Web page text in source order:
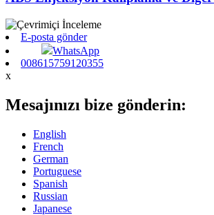
E-posta gönder
WhatsApp
008615759120355
x
Mesajınızı bize gönderin:
English
French
German
Portuguese
Spanish
Russian
Japanese